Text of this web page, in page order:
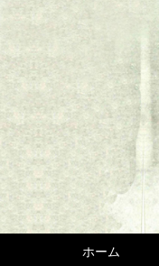
ホーム